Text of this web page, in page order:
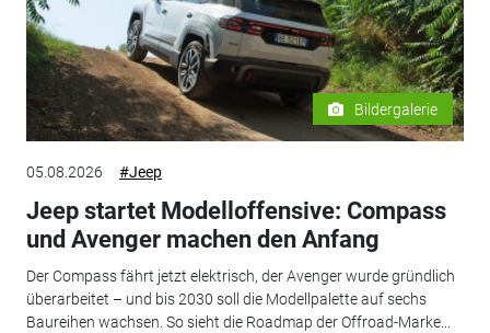
Bildergalerie
05.08.2026 #Jeep
Jeep startet Modelloffensive: Compass
und Avenger machen den Anfang
Der Compass fährt jetzt elektrisch, der Avenger wurde gründlich
überarbeitet – und bis 2030 soll die Modellpalette auf sechs
Baureihen wachsen. So sieht die Roadmap der Offroad-Marke...